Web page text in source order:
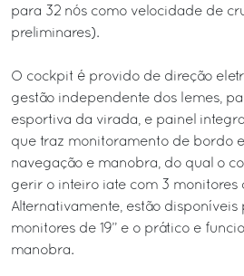
para 32 nós como velocidade de
preliminares).
O cockpit é provido de direção
gestão independente dos lemes,
esportiva da virada, e painel
que traz monitoramento de bordo
navegação e manobra, do qual o
gerir o inteiro iate com 3 monitores
Alternativamente, estão
monitores de 19” e o prático e
manobra.